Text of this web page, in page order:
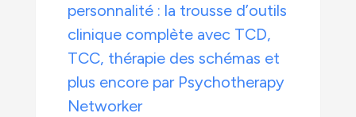
personnalité : la trousse d’outils
clinique complète avec TCD,
TCC, thérapie des schémas et
plus encore par Psychotherapy
Networker